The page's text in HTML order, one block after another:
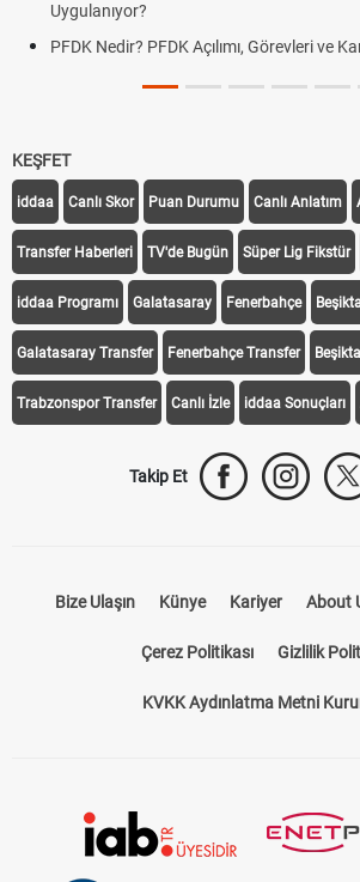
Uygulanıyor?
PFDK Nedir? PFDK Açılımı, Görevleri ve
KEŞFET
iddaa Canlı Skor Puan Durumu Canlı Anlatım
Transfer Haberleri TV'de Bugün Süper Lig Fikstür
iddaa Programı Galatasaray Fenerbahçe
Galatasaray Transfer Fenerbahçe Transfer
Trabzonspor Transfer Canlı İzle iddaa Sonuçları
Takip Et
Bize Ulaşın Künye Kariyer About
Çerez Politikası Gizlilik
KVKK Aydınlatma Metni